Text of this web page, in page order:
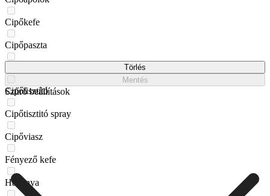
Cipőkefe
Cipőpaszta
Cipőtisztító
Cipőtisztitó spray
Cipőviasz
Fényező kefe
Harisnya
Törlés
Mentés
Szűrő beállítások